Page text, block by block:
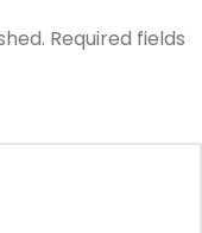
Required fields